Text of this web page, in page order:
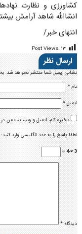
کشاورزی و نظارت
انشاالله شاهد آرامش
انتهای خبر/
Post Views: ۱۳
ارسال نظر
نشانی ایمیل شما منتشر نخواهد شد.
نام*
ایمیل*
ذخیره نام، ایمیل و وبسایت من در
لطفا پاسخ را به عدد انگلیسی وارد کنید:
3 × 4 =
دیدگاه*